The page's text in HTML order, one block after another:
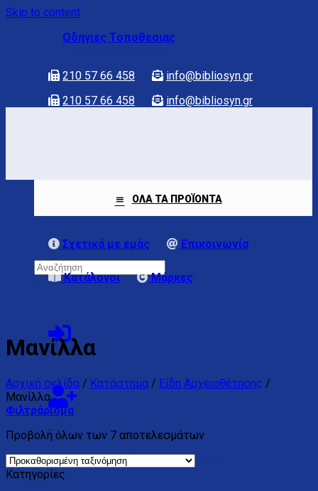
Skip to content
Οδηγιες Τοποθεσιας
210 57 66 458
info@bibliosyn.gr
210 57 66 458
info@bibliosyn.gr
Κανένα προϊόν στο καλάθι σας.
ΟΛΑ ΤΑ ΠΡΟΪΟΝΤΑ
Σχετικά με εμάς Επικοινωνία
Κατάλογοι Μάρκες
Μανίλλα
Αρχική σελίδα / Κατάστημα / Είδη Αρχειοθέτησης /
Μανίλλα
Φιλτράρισμα
Προβολή όλων των 7 αποτελεσμάτων
Κατηγορίες